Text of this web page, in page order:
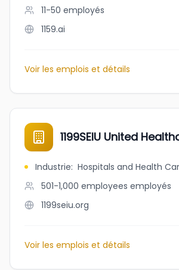
11-50 employés
1159.ai
Voir les emplois et détails
1199SEIU United
Industrie: Hospitals and Health
501-1,000 employees employés
1199seiu.org
Voir les emplois et détails